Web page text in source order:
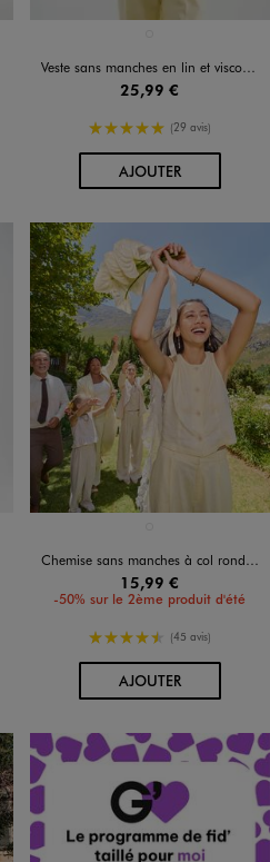
Veste sans manches en lin et viscose femme
25,99 €
5/5 de moyenne
(29 avis)
AJOUTERAU PANIER
Chemise sans manches à col rond en viscose et lin femme
15,99 €
-50% sur le 2ème produit d'été
4.5/5 de moyenne
(45 avis)
AJOUTERAU PANIER